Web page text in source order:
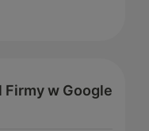
Firmy w Google